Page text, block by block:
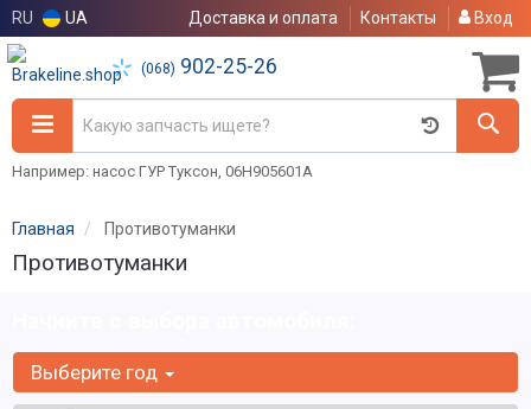
RU UA Доставка и оплата Контакты Вход
(068) 902-25-26
Например: насос ГУР Туксон, 06H905601A
Главная Противотуманки
Противотуманки
Выберите год